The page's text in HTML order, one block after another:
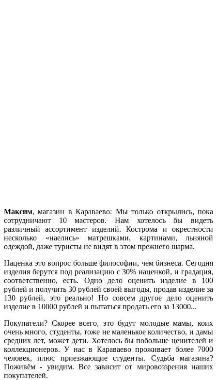
Максим, магазин в Караваево: Мы только открылись, пока
сотрудничают 10 мастеров. Нам хотелось бы видеть
различный ассортимент изделий. Кострома и окрестности
несколько «наелись» матрешками, картинами, льняной
одеждой, даже туристы не видят в этом прежнего шарма.
Наценка это вопрос больше философии, чем бизнеса. Сегодня
изделия берутся под реализацию с 30% наценкой, и градация,
соответственно, есть. Одно дело оценить изделие в 100
рублей и получить 30 рублей своей выгоды, продав изделие за
130 рублей, это реально! Но совсем другое дело оценить
изделие в 10000 рублей и пытаться продать его за 13000...
Покупатели? Скорее всего, это будут молодые мамы, коих
очень много, студенты, тоже не маленькое количество, и дамы
средних лет, может дети. Хотелось бы побольше ценителей и
коллекционеров. У нас в Караваево проживает более 7000
человек, плюс приезжающие студенты. Судьба магазина?
Поживём - увидим. Все зависит от мировоззрения наших
покупателей.